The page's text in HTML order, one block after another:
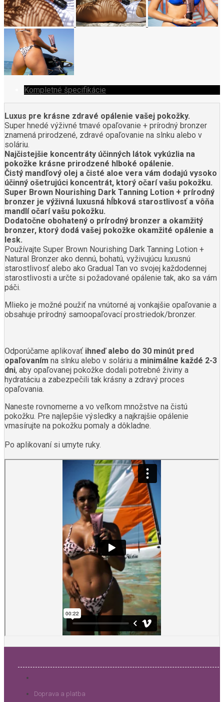
Kompletné špecifikácie
Luxus pre krásne zdravé opálenie vašej pokožky.
Super hnedé výživné tmavé opaľovanie + prírodný bronzer
znamená prirodzené, zdravé opaľovanie na slnku alebo v
soláriu.
Najčistejšie koncentráty účinných látok vykúzlia na
pokožke krásne prirodzené hlboké opálenie.
Čistý mandľový olej a čisté aloe vera vám dodajú vysoko
účinný ošetrujúci koncentrát, ktorý očarí vašu pokožku.
Super Brown Nourishing Dark Tanning Lotion + prírodný
bronzer je výživná luxusná hĺbková starostlivosť a vôňa
mandlí očarí vašu pokožku.
Dodatočne obohatený o prírodný bronzer a okamžitý
bronzer, ktorý dodá vašej pokožke okamžité opálenie a
lesk.
Používajte Super Brown Nourishing Dark Tanning Lotion +
Natural Bronzer ako dennú, bohatú, vyživujúcu luxusnú
starostlivosť alebo ako Gradual Tan vo svojej každodennej
starostlivosti a určte si požadované opálenie tak, ako sa vám
páči.
Mlieko je možné použiť na vnútorné aj vonkajšie opaľovanie a
obsahuje prírodný samoopaľovací prostriedok/bronzer.
Odporúčame aplikovať ihneď alebo do 30 minút pred
opaľovaním na slnku alebo v soláriu a minimálne každé 2-3
dni, aby opaľovanej pokožke dodali potrebné živiny a
hydratáciu a zabezpečili tak krásny a zdravý proces
opaľovania.
Naneste rovnomerne a vo veľkom množstve na čistú
pokožku. Pre najlepšie výsledky a najkrajšie opálenie
vmasírujte na pokožku pomaly a dôkladne.
Po aplikovaní si umyte ruky.
Doprava a platba